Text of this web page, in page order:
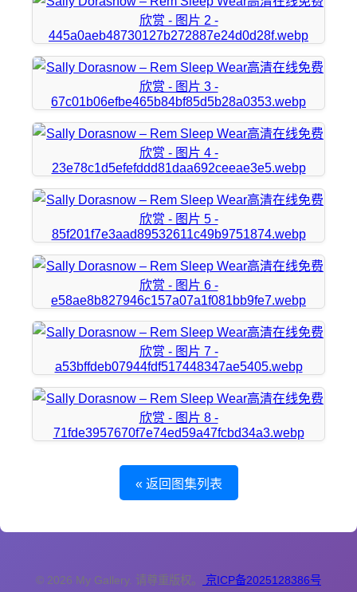
« 返回图集列表
© 2026 My Gallery. 请尊重版权。 京ICP备2025128386号